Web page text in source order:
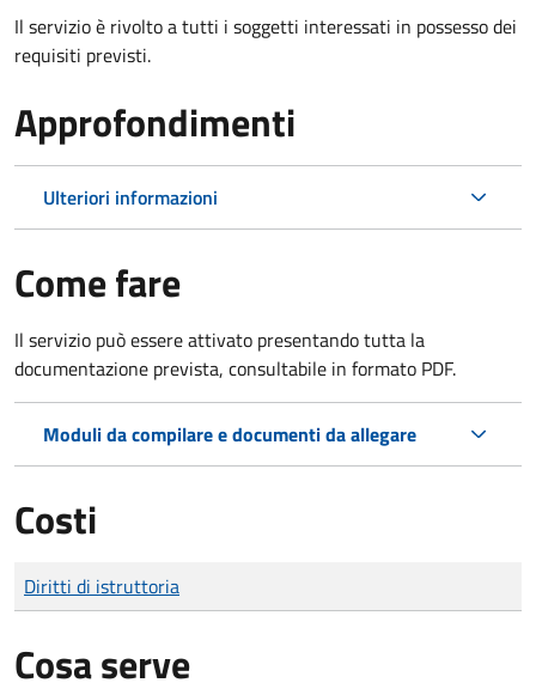
Il servizio è rivolto a tutti i soggetti interessati in possesso dei
requisiti previsti.
Approfondimenti
Ulteriori informazioni
Come fare
Il servizio può essere attivato presentando tutta la
documentazione prevista, consultabile in formato PDF.
Moduli da compilare e documenti da allegare
Costi
Tipo di pagamento
Importo
Diritti di istruttoria
Cosa serve